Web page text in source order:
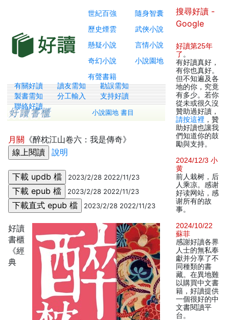
世紀百強
隨身智囊
歷史煙雲
武俠小說
懸疑小說
言情小說
奇幻小說
小說園地
有聲書籍
有關好讀 讀友需知
勘誤需知
製書需知
分工輸入
支持好讀
聯絡好讀
小說園地 書目
月關 《醉枕江山卷六：我是傳奇》
說明
2023/2/28 2022/11/23
2023/2/28 2022/11/23
2023/2/28 2022/11/23
好讀
書櫃
《經
典
搜尋好讀 -
Google
好讀第25年
了 。
有好讀真好，
有你也真好。
但不知遍及各
地的你，究竟
有多少。若你
從未或很久沒
贊助過好讀，
請按這裡 ，贊
助好讀也讓我
們知道你的鼓
勵與支持。
2024/12/3 小
黄
前人栽树，后
人乘凉。感谢
好读网站，感
谢所有的故
事。
2024/10/22
蘇菲
感謝好讀各界
人士的無私奉
獻并分享了不
同種類的書
藏。在異地難
以購買中文書
籍，好讀提供
一個很好的中
文書閱讀平
台。